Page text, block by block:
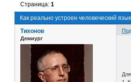
Как реально устроен человеческий
Страница:1
Тихонов
Демиург